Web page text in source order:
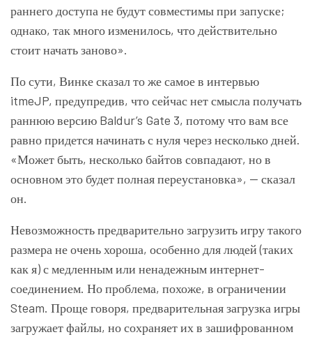
раннего доступа не будут совместимы при запуске;
однако, так много изменилось, что действительно
стоит начать заново».
По сути, Винке сказал то же самое в интервью
itmeJP, предупредив, что сейчас нет смысла получать
раннюю версию Baldur’s Gate 3, потому что вам все
равно придется начинать с нуля через несколько дней.
«Может быть, несколько байтов совпадают, но в
основном это будет полная переустановка», — сказал
он.
Невозможность предварительно загрузить игру такого
размера не очень хороша, особенно для людей (таких
как я) с медленным или ненадежным интернет-
соединением. Но проблема, похоже, в ограничении
Steam. Проще говоря, предварительная загрузка игры
загружает файлы, но сохраняет их в зашифрованном